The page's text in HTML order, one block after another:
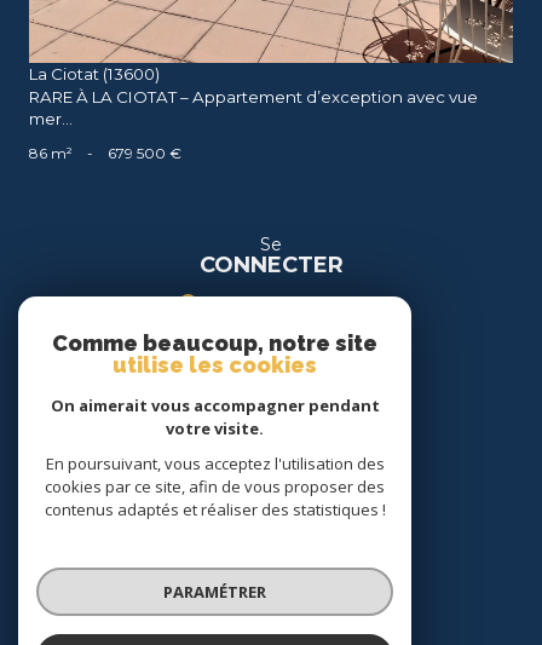
La Ciotat (13600)
RARE À LA CIOTAT – Appartement d’exception avec vue
mer...
86 m² - 679 500 €
Se
CONNECTER
espace location
Nous
SUIVRE
Comme beaucoup, notre site
utilise les cookies
On aimerait vous accompagner pendant
votre visite.
En poursuivant, vous acceptez l'utilisation des
cookies par ce site, afin de vous proposer des
contenus adaptés et réaliser des statistiques !
PARAMÉTRER